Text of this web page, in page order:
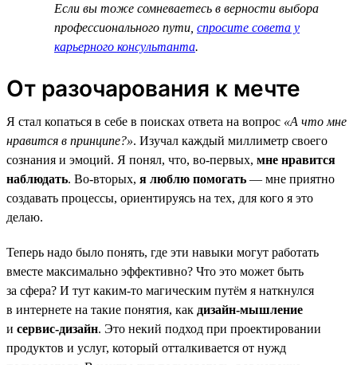
Если вы тоже сомневаетесь в верности выбора
профессионального пути, спросите совета у
карьерного консультанта.
От разочарования к мечте
Я стал копаться в себе в поисках ответа на вопрос «А что мне
нравится в принципе?». Изучал каждый миллиметр своего
сознания и эмоций. Я понял, что, во-первых, мне нравится
наблюдать. Во-вторых, я люблю помогать — мне приятно
создавать процессы, ориентируясь на тех, для кого я это
делаю.
Теперь надо было понять, где эти навыки могут работать
вместе максимально эффективно? Что это может быть
за сфера? И тут каким-то магическим путём я наткнулся
в интернете на такие понятия, как дизайн-мышление
и сервис-дизайн. Это некий подход при проектировании
продуктов и услуг, который отталкивается от нужд